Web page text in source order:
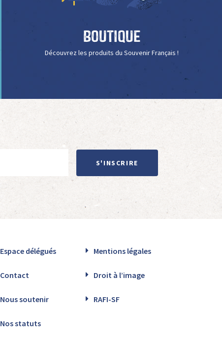
Boutique
Découvrez les produits du Souvenir Français !
S'INSCRIRE
Espace délégués Mentions légales
Contact Droit à l’image
Nous soutenir RAFI-SF
Nos statuts